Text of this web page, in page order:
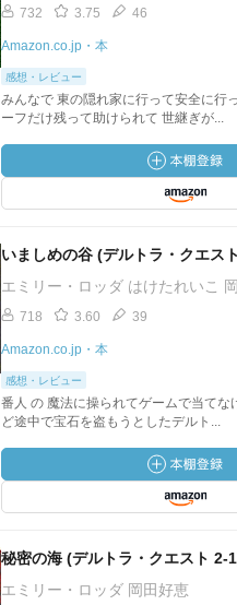
732 3.75 46
Amazon.co.jp・本
感想・レビュー
みんなで 東の隠れ家に行って安全に行
ーフだけ残って助けられて 世継ぎが...
いましめの谷 (デルトラ・クエス
エミリー・ロッダ はけたれいこ
718 3.60 39
Amazon.co.jp・本
感想・レビュー
番人 の 魔法に操られてゲームで当てな
ど途中で宝石を盗もうとしたデルト...
秘密の海 (デルトラ・クエスト 2-
エミリー・ロッダ 岡田好恵